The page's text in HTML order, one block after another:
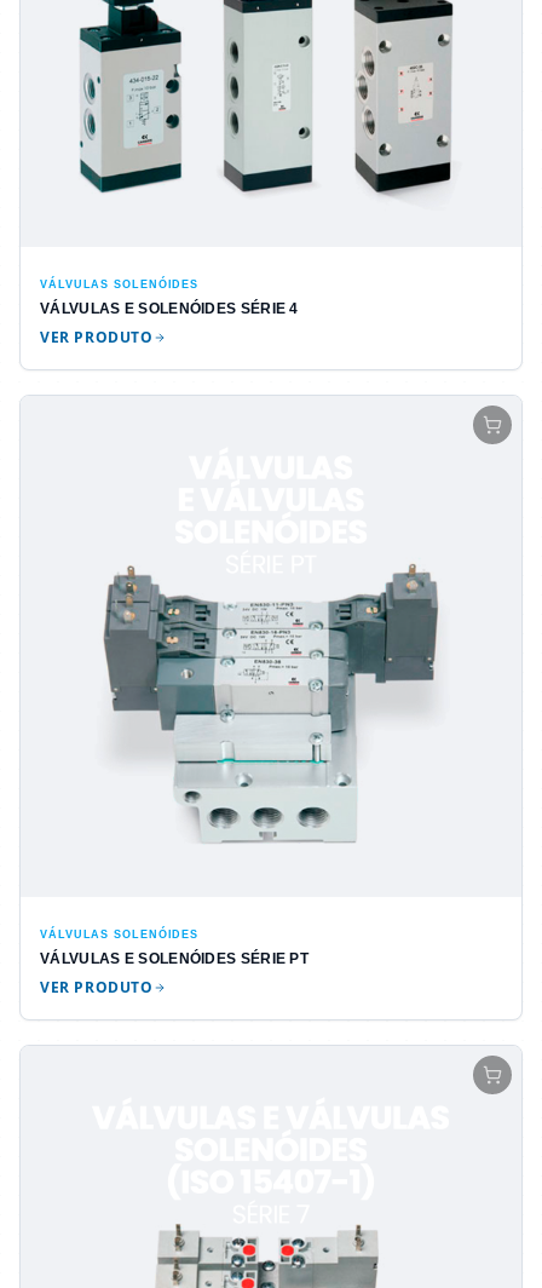
VÁLVULAS SOLENÓIDES
VÁLVULAS E SOLENÓIDES SÉRIE 4
VER PRODUTO
VÁLVULAS SOLENÓIDES
VÁLVULAS E SOLENÓIDES SÉRIE PT
VER PRODUTO